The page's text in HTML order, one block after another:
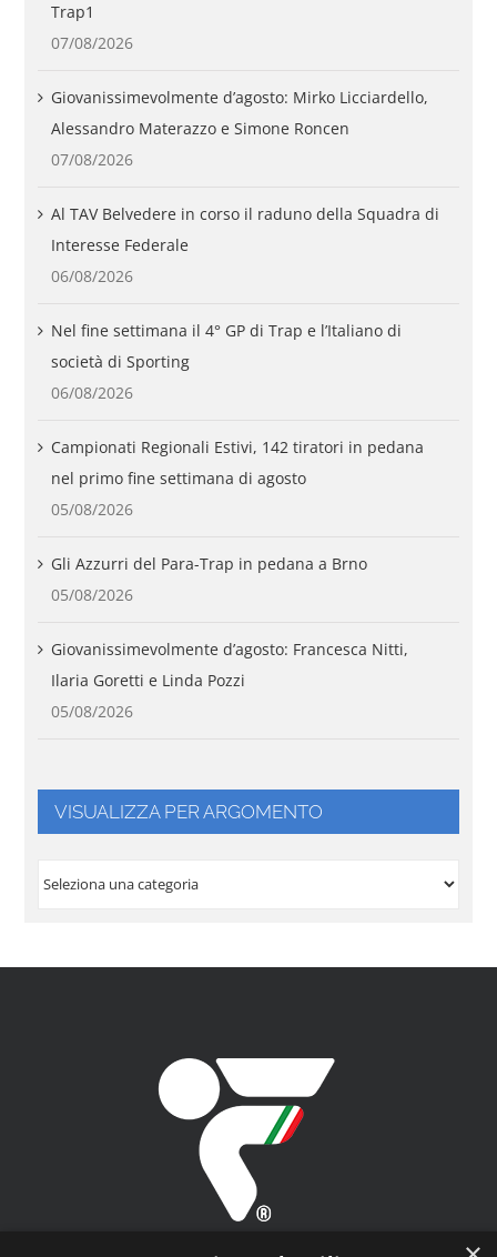
Trap1
07/08/2026
Giovanissimevolmente d’agosto: Mirko Licciardello,
Alessandro Materazzo e Simone Roncen
07/08/2026
Al TAV Belvedere in corso il raduno della Squadra di
Interesse Federale
06/08/2026
Nel fine settimana il 4° GP di Trap e l’Italiano di
società di Sporting
06/08/2026
Campionati Regionali Estivi, 142 tiratori in pedana
nel primo fine settimana di agosto
05/08/2026
Gli Azzurri del Para-Trap in pedana a Brno
05/08/2026
Giovanissimevolmente d’agosto: Francesca Nitti,
Ilaria Goretti e Linda Pozzi
05/08/2026
VISUALIZZA PER ARGOMENTO